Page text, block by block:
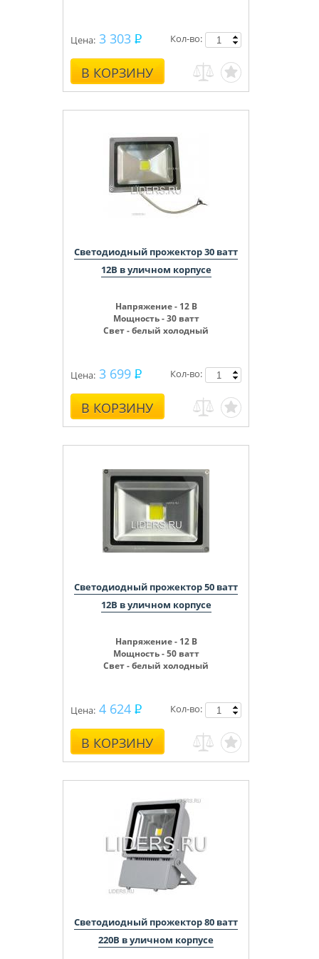
Цена: 3 303
В КОРЗИНУ
Кол-во:
Светодиодный прожектор 30 ватт
12В в уличном корпусе
Напряжение - 12 В
Мощность - 30 ватт
Свет - белый холодный
Цена: 3 699
В КОРЗИНУ
Кол-во:
Светодиодный прожектор 50 ватт
12В в уличном корпусе
Напряжение - 12 В
Мощность - 50 ватт
Свет - белый холодный
Цена: 4 624
В КОРЗИНУ
Кол-во:
Светодиодный прожектор 80 ватт
220В в уличном корпусе